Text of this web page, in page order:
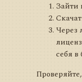
Зайти
Через
себя в